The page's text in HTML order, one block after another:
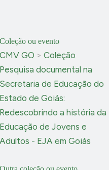
Coleção ou evento
CMV GO > Coleção
Pesquisa documental na
Secretaria de Educação do
Estado de Goiás:
Redescobrindo a história da
Educação de Jovens e
Adultos - EJA em Goiás